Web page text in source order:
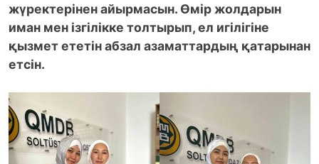
жүректерінен айырмасын. Өмір жолдарын
иман мен ізгілікке толтырып, ел игілігіне
қызмет ететін абзал азаматтардың қатарынан
етсін.